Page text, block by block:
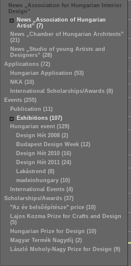
News „Association for Hungarian Interior
Design”
News „Association of Hungarian
Artist” (7)
News „Chamber of Hungarian Architects”
(21)
News „Studio of young Artists and
Designers” (28)
Applications (72)
Hungarian Application (53)
NKA (10)
International Scholarships/Awards (8)
Events (255)
Publication (11)
Exhibitions (107)
Hungarian event (129)
Design Hét 2008 (2)
Budapest Design Week (12)
Design Hét 2010 (16)
Design Hét 2011 (24)
Lakástrend (8)
madeinhungary (10)
International Events (4)
Scholarships/Awards (37)
"Az év belsőépítésze" price (10)
Lajos Kozma Prize for Crafts and Design
(5)
Hungarian Prize for Design (10)
Magyar Termék Nagydíj (2)
László Moholy-Nagy Prize for Design (9)